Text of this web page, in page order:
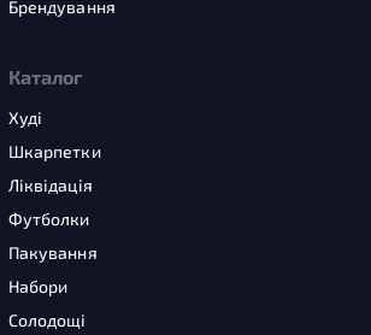
Брендування
Каталог
Худі
Шкарпетки
Ліквідація
Футболки
Пакування
Набори
Солодощі